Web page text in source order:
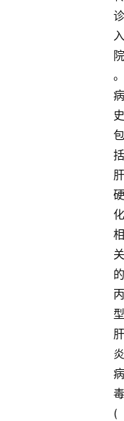
诊
入
院
。
病
史
包
括
肝
硬
化
相
关
的
丙
型
肝
炎
病
毒
(